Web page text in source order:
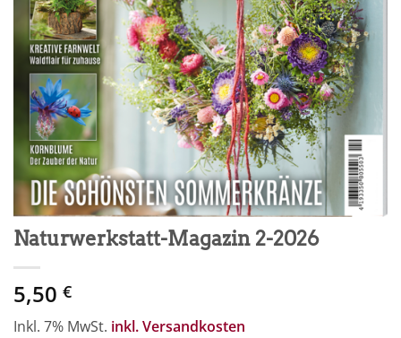
Naturwerkstatt-Magazin 2-2026
5,50 €
Inkl. 7% MwSt. inkl. Versandkosten